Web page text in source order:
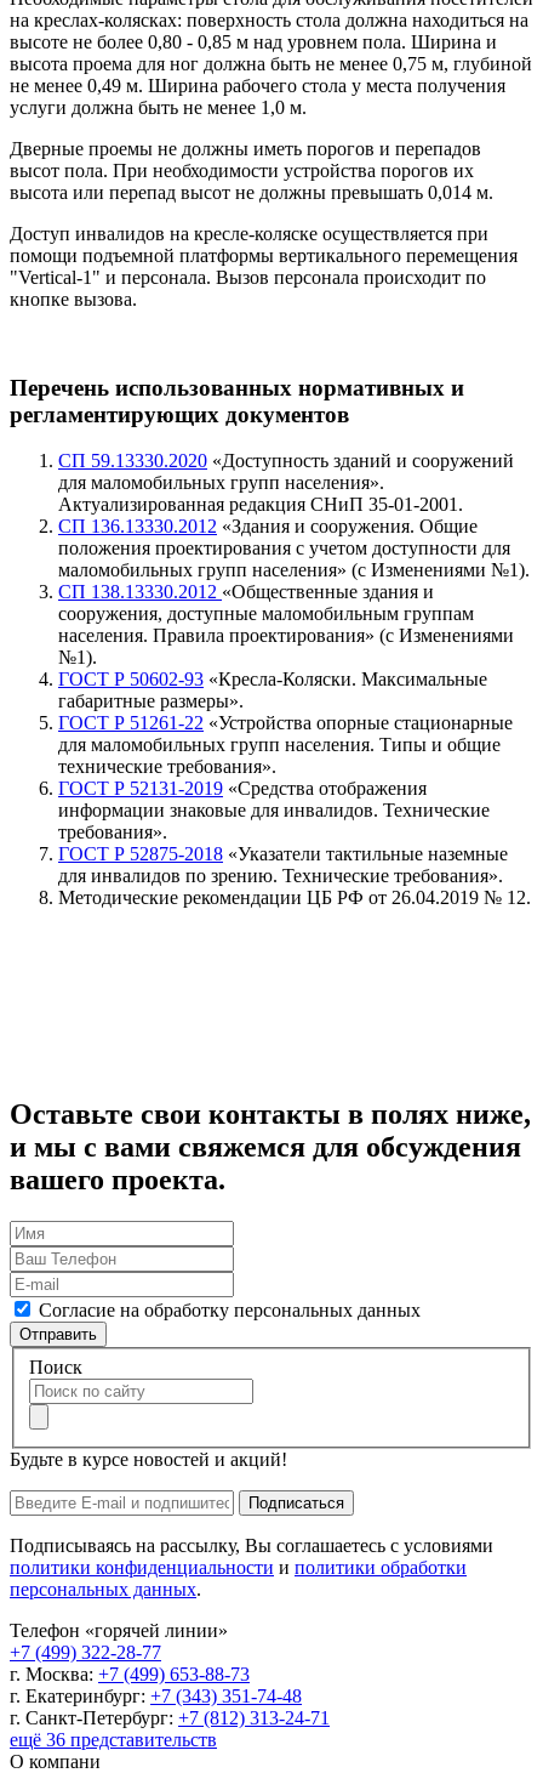
на креслах-колясках: поверхность стола должна находиться на
высоте не более 0,80 - 0,85 м над уровнем пола. Ширина и
высота проема для ног должна быть не менее 0,75 м, глубиной
не менее 0,49 м. Ширина рабочего стола у места получения
услуги должна быть не менее 1,0 м.
Дверные проемы не должны иметь порогов и перепадов
высот пола. При необходимости устройства порогов их
высота или перепад высот не должны превышать 0,014 м.
Доступ инвалидов на кресле-коляске осуществляется при
помощи подъемной платформы вертикального перемещения
"Vertical-1" и персонала. Вызов персонала происходит по
кнопке вызова.
Перечень использованных нормативных и
регламентирующих документов
СП 59.13330.2020 «Доступность зданий и сооружений
для маломобильных групп населения».
Актуализированная редакция СНиП 35-01-2001.
СП 136.13330.2012 «Здания и сооружения. Общие
положения проектирования с учетом доступности для
маломобильных групп населения» (с Изменениями №1).
СП 138.13330.2012 «Общественные здания и
сооружения, доступные маломобильным группам
населения. Правила проектирования» (с Изменениями
№1).
ГОСТ Р 50602-93 «Кресла-Коляски. Максимальные
габаритные размеры».
ГОСТ Р 51261-22 «Устройства опорные стационарные
для маломобильных групп населения. Типы и общие
технические требования».
ГОСТ Р 52131-2019 «Средства отображения
информации знаковые для инвалидов. Технические
требования».
ГОСТ Р 52875-2018 «Указатели тактильные наземные
для инвалидов по зрению. Технические требования».
Методические рекомендации ЦБ РФ от 26.04.2019 № 12.
Оставьте свои контакты в полях ниже,
и мы с вами свяжемся для обсуждения
вашего проекта.
Согласие на обработку персональных данных
Отправить
Поиск
Будьте в курсе новостей и акций!
Подписаться
Подписываясь на рассылку, Вы соглашаетесь с условиями
политики конфиденциальности и политики обработки
персональных данных.
Телефон «горячей линии»
+7 (499) 322-28-77
г. Москва: +7 (499) 653-88-73
г. Екатеринбург: +7 (343) 351-74-48
г. Санкт-Петербург: +7 (812) 313-24-71
ещё 36 представительств
О компани